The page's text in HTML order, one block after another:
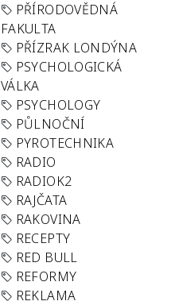
PŘÍRODOVĚDNÁ
FAKULTA
PŘÍZRAK LONDÝNA
PSYCHOLOGICKÁ
VÁLKA
PSYCHOLOGY
PŮLNOČNÍ
PYROTECHNIKA
RADIO
RADIOK2
RAJČATA
RAKOVINA
RECEPTY
RED BULL
REFORMY
REKLAMA